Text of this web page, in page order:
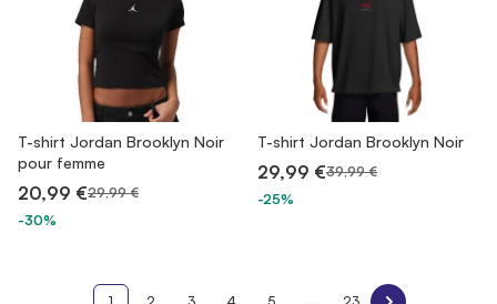
T-shirt Jordan Brooklyn Noir
pour femme
20,99 €29,99 €
-30%
T-shirt Jordan Brooklyn Noir
29,99 €39,99 €
-25%